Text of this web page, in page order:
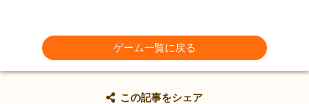
ゲーム一覧に戻る
この記事をシェア